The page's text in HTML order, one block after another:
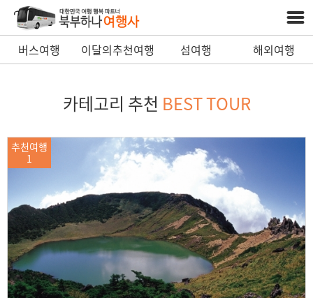
버스여행 이달의추천여행 섬여행 해외여행
카테고리 추천 BEST TOUR
추천여행
1